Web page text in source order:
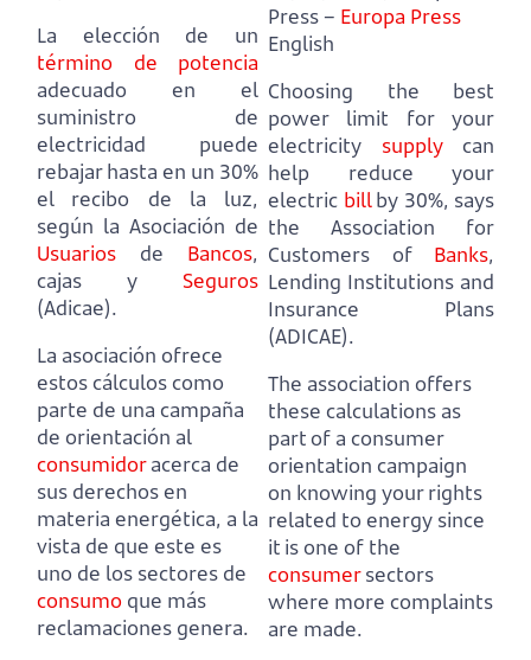
La elección de un
término de potencia
adecuado en el
suministro de
electricidad puede
rebajar hasta en un 30%
el recibo de la luz,
según la Asociación de
Usuarios de Bancos,
cajas y Seguros
(Adicae).
La asociación ofrece
estos cálculos como
parte de una campaña
de orientación al
consumidoracerca de
sus derechos en
materia energética, a la
vista de que este es
uno de los sectores de
consumo que más
reclamaciones genera.
Press – Europa Press
English
Choosing the best
power limit for your
electricity supplycan
help reduce your
electric billby 30%, says
the Association for
Customers of Banks,
Lending Institutions and
Insurance Plans
(ADICAE).
The association offers
these calculations as
part of a consumer
orientation campaign
on knowing your rights
related to energy since
it is one of the
consumersectors
where more complaints
are made.